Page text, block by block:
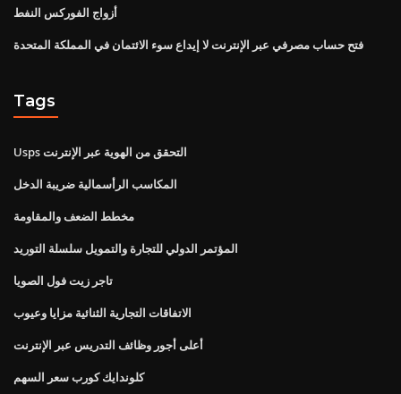
أزواج الفوركس النفط
فتح حساب مصرفي عبر الإنترنت لا إيداع سوء الائتمان في المملكة المتحدة
Tags
Usps التحقق من الهوية عبر الإنترنت
المكاسب الرأسمالية ضريبة الدخل
مخطط الضعف والمقاومة
المؤتمر الدولي للتجارة والتمويل سلسلة التوريد
تاجر زيت فول الصويا
الاتفاقات التجارية الثنائية مزايا وعيوب
أعلى أجور وظائف التدريس عبر الإنترنت
كلوندايك كورب سعر السهم